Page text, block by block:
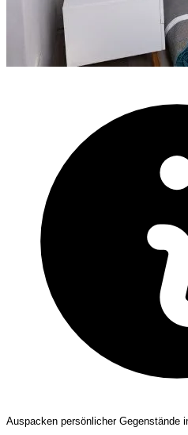
Auspacken persönlicher Gegenstände